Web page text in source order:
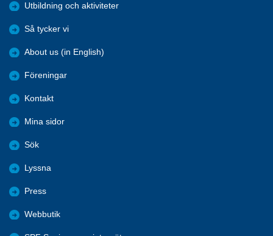
Utbildning och aktiviteter
Så tycker vi
About us (in English)
Föreningar
Kontakt
Mina sidor
Sök
Lyssna
Press
Webbutik